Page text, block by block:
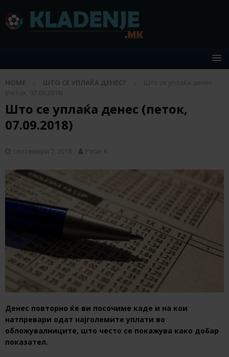
HOME ШТО СЕ УПЛАЌА ДЕНЕС?
Што се уплаќа денес
(петок, 07.09.2018)
Што се уплаќа денес (петок,
07.09.2018)
септември 7, 2018 Petar K.
Денес повторно ќе ви посочиме каде и на кои
натпревари одат најголемите уплати во
обложувалниците, што често се покажува како добар
показател.